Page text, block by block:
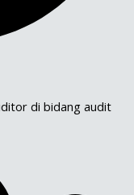
di bidang audit